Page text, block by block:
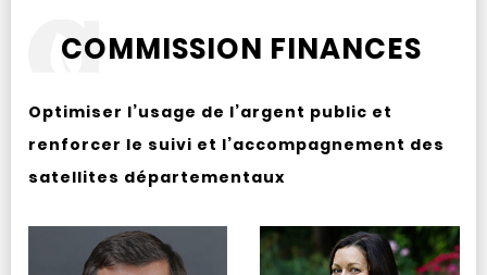
COMMISSION FINANCES
Optimiser l’usage de l’argent public et
renforcer le suivi et l’accompagnement des
satellites départementaux